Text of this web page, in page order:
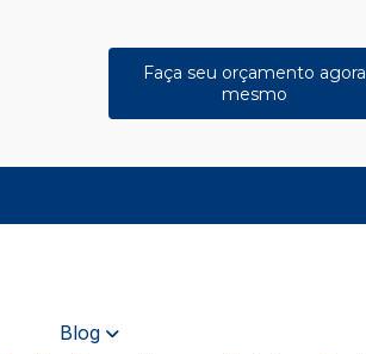
Faça seu orçamento agora
mesmo
Blog